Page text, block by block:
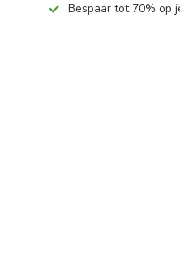
Bespaar tot 70% op